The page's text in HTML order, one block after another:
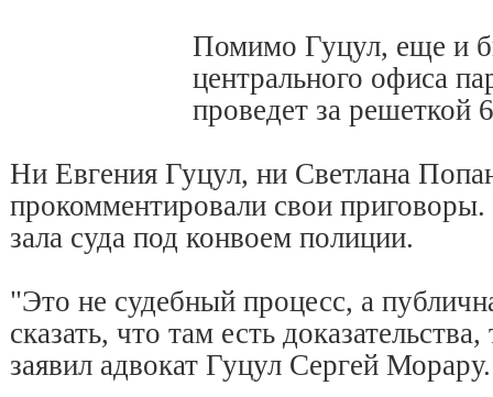
Помимо Гуцул, еще и
центрального офиса
проведет за решеткой
Ни Евгения Гуцул, ни Светлана
прокомментировали свои
зала суда под конвоем полиции.
"Это не судебный процесс, а
сказать, что там есть
заявил адвокат Гуцул Сергей Морару.